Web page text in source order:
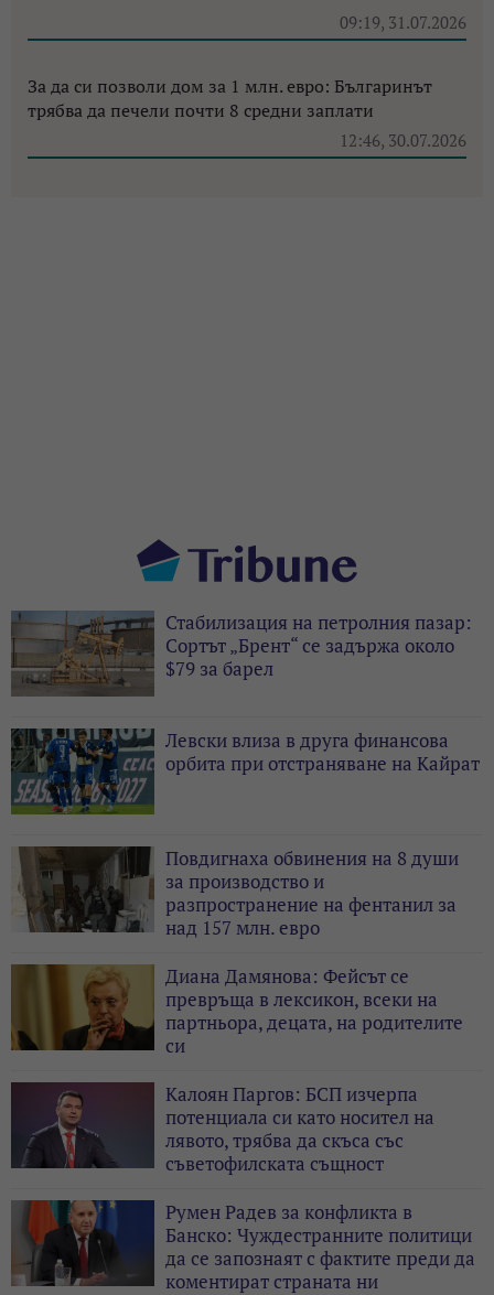
09:19, 31.07.2026
За да си позволи дом за 1 млн. евро: Българинът
трябва да печели почти 8 средни заплати
12:46, 30.07.2026
Стабилизация на петролния пазар:
Сортът „Брент“ се задържа около
$79 за барел
Левски влиза в друга финансова
орбита при отстраняване на Кайрат
Повдигнаха обвинения на 8 души
за производство и
разпространение на фентанил за
над 157 млн. евро
Диана Дамянова: Фейсът се
превръща в лексикон, всеки на
партньора, децата, на родителите
си
Калоян Паргов: БСП изчерпа
потенциала си като носител на
лявото, трябва да скъса със
съветофилската същност
Румен Радев за конфликта в
Банско: Чуждестранните политици
да се запознаят с фактите преди да
коментират страната ни